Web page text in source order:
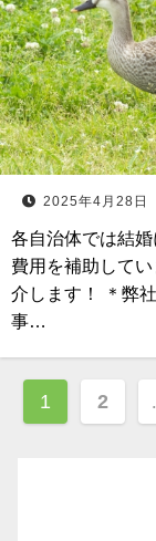
2025年4月28日
各自治体では結
費用を補助して
介します！ ＊弊
事…
投
稿
1 2